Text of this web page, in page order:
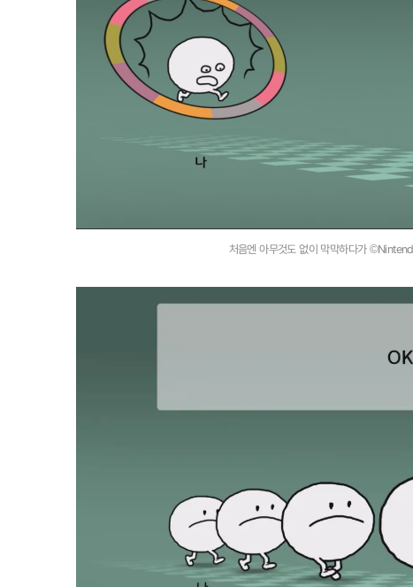
처음엔 아무것도 없이 막막하다가